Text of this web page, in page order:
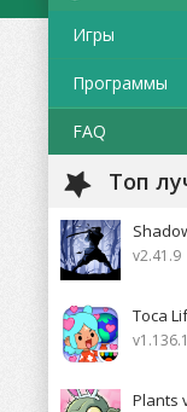
Игры
Программы
FAQ
Топ
v2.41.9
Toca
v1.136.1
Plants